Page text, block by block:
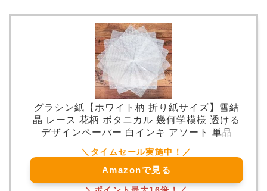
グラシン紙【ホワイト柄 折り紙サイズ】雪結
晶 レース 花柄 ボタニカル 幾何学模様 透ける
デザインペーパー 白インキ アソート 単品
Amazonで見る